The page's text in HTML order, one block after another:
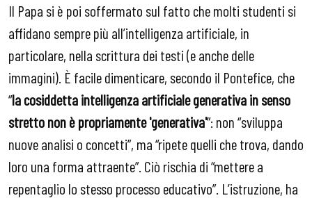
Il Papa si è poi soffermato sul fatto che molti studenti si
affidano sempre più all’intelligenza artificiale, in
particolare, nella scrittura dei testi (e anche delle
immagini). È facile dimenticare, secondo il Pontefice, che
“la cosiddetta intelligenza artificiale generativa in senso
stretto non è propriamente 'generativa'”: non “sviluppa
nuove analisi o concetti”, ma “ripete quelli che trova, dando
loro una forma attraente”. Ciò rischia di “mettere a
repentaglio lo stesso processo educativo”. L’istruzione, ha